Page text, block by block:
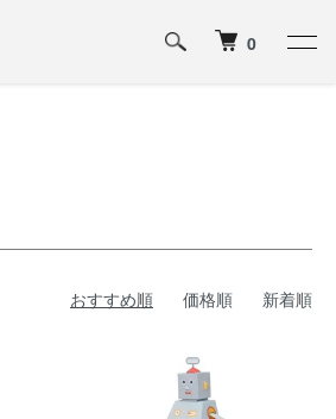
0
おすすめ順 価格順 新着順